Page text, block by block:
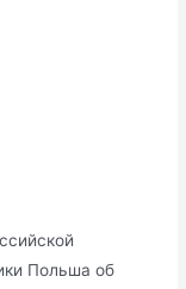
Польша об